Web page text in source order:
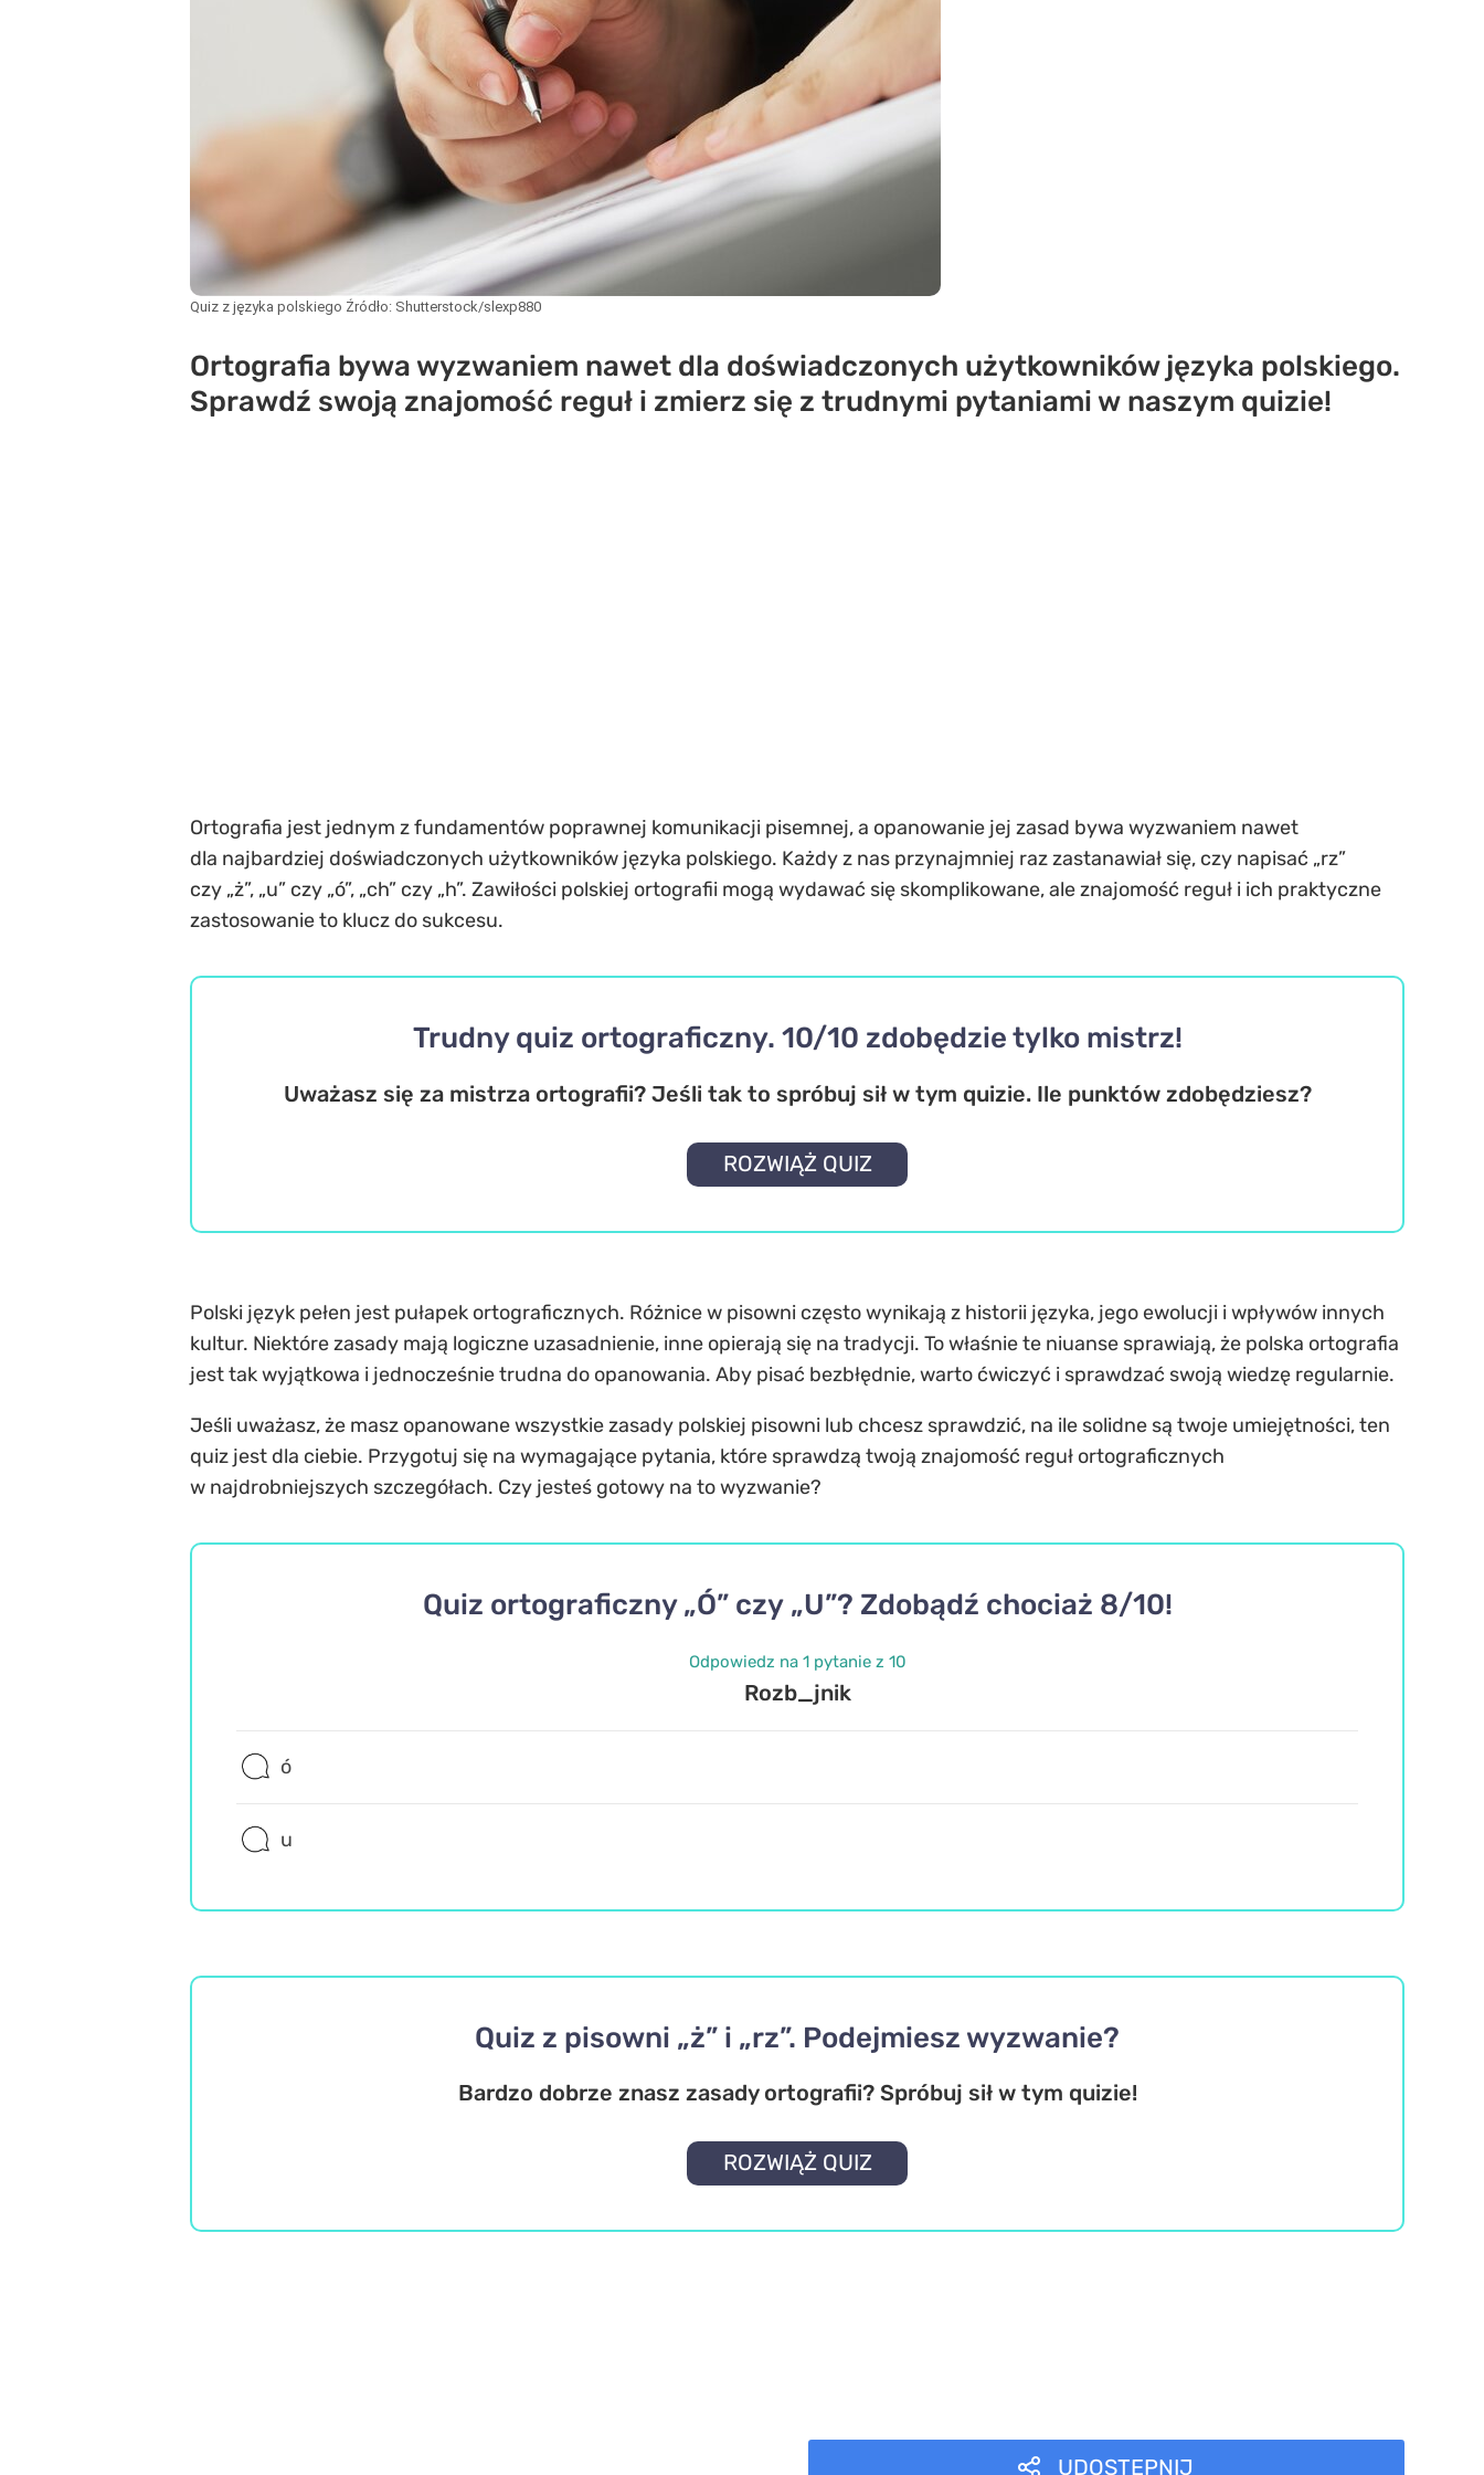
Quiz z języka polskiego Źródło: Shutterstock/slexp880
Ortografia bywa wyzwaniem nawet dla doświadczonych użytkowników języka polskiego.
Sprawdź swoją znajomość reguł i zmierz się z trudnymi pytaniami w naszym quizie!
Ortografia jest jednym z fundamentów poprawnej komunikacji pisemnej, a opanowanie jej zasad bywa wyzwaniem nawet
dla najbardziej doświadczonych użytkowników języka polskiego. Każdy z nas przynajmniej raz zastanawiał się, czy napisać „rz”
czy „ż”, „u” czy „ó”, „ch” czy „h”. Zawiłości polskiej ortografii mogą wydawać się skomplikowane, ale znajomość reguł i ich praktyczne
zastosowanie to klucz do sukcesu.
Trudny quiz ortograficzny. 10/10 zdobędzie tylko mistrz!
Uważasz się za mistrza ortografii? Jeśli tak to spróbuj sił w tym quizie. Ile punktów zdobędziesz?
ROZWIĄŻ QUIZ
Polski język pełen jest pułapek ortograficznych. Różnice w pisowni często wynikają z historii języka, jego ewolucji i wpływów innych
kultur. Niektóre zasady mają logiczne uzasadnienie, inne opierają się na tradycji. To właśnie te niuanse sprawiają, że polska ortografia
jest tak wyjątkowa i jednocześnie trudna do opanowania. Aby pisać bezbłędnie, warto ćwiczyć i sprawdzać swoją wiedzę regularnie.
Jeśli uważasz, że masz opanowane wszystkie zasady polskiej pisowni lub chcesz sprawdzić, na ile solidne są twoje umiejętności, ten
quiz jest dla ciebie. Przygotuj się na wymagające pytania, które sprawdzą twoją znajomość reguł ortograficznych
w najdrobniejszych szczegółach. Czy jesteś gotowy na to wyzwanie?
Quiz ortograficzny „Ó” czy „U”? Zdobądź chociaż 8/10!
Odpowiedz na 1 pytanie z 10
Rozb_jnik
ó
u
Quiz z pisowni „ż” i „rz”. Podejmiesz wyzwanie?
Bardzo dobrze znasz zasady ortografii? Spróbuj sił w tym quizie!
ROZWIĄŻ QUIZ
UDOSTĘPNIJ